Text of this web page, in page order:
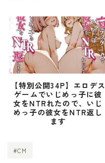
【特別公開34P】エロデス
ゲームでいじめっ子に彼
女をNTRれたので、いじ
めっ子の彼女をNTR返し
ます
#CM